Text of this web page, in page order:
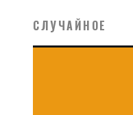
СЛУЧАЙНОЕ